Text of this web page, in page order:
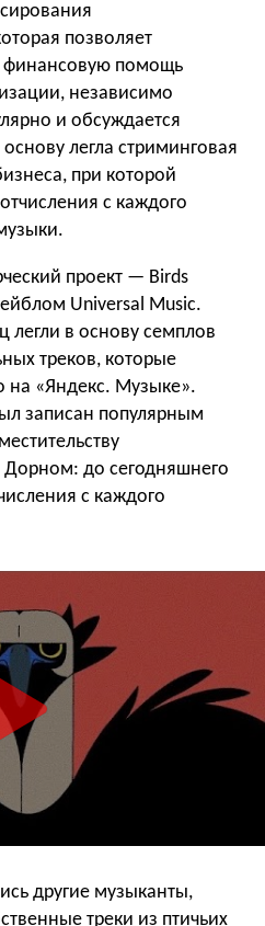
позволяет
финансовую помощь
независимо
и обсуждается
легла стриминговая
при которой
с каждого
проект — Birds
Universal Music.
легли в основу семплов
треков, которые
на «Яндекс. Музыке».
записан популярным
до сегодняшнего
с каждого
другие музыканты,
треки из птичьих